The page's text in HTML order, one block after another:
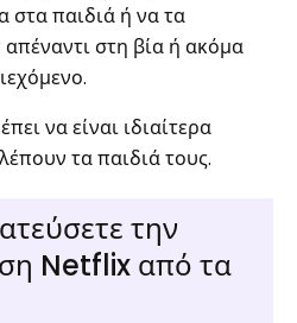
στα παιδιά ή να τα
στη βία ή ακόμα
να είναι ιδιαίτερα
τα παιδιά τους.
την
Netflix από τα